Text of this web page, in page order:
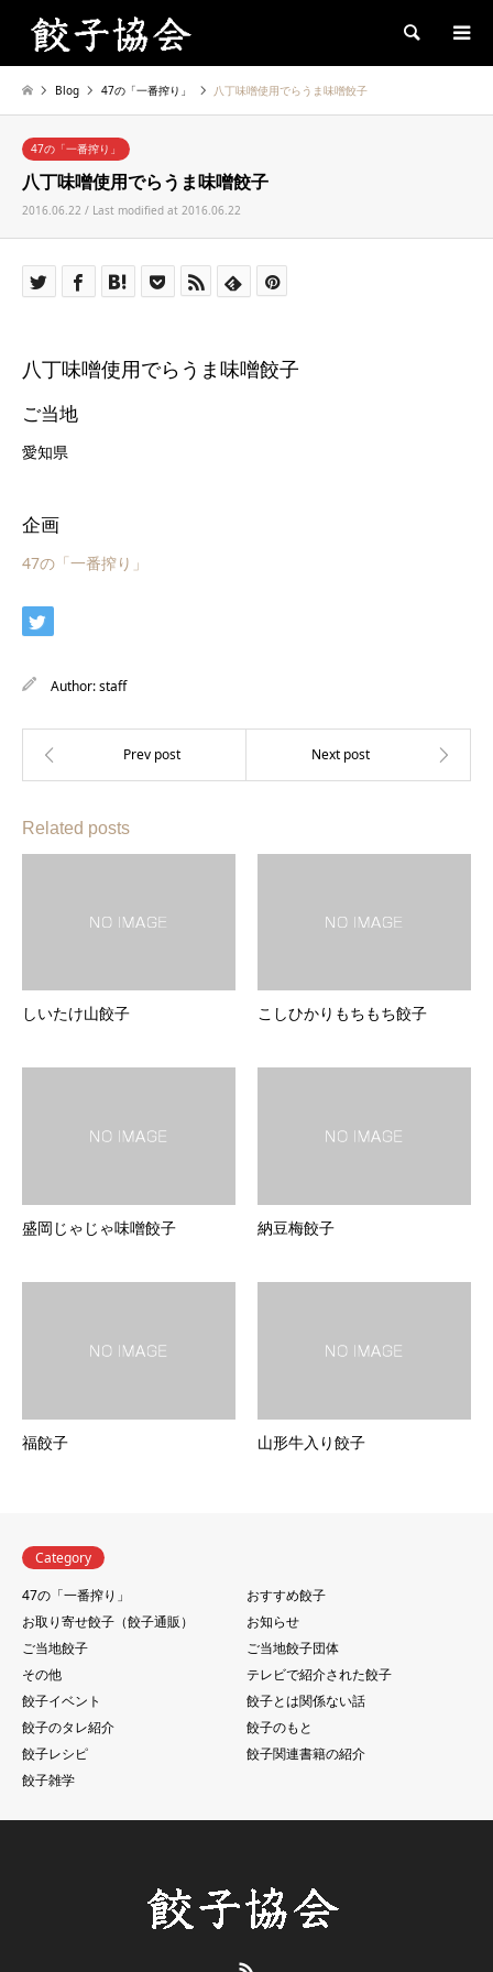
Search
Blog 47の「一番搾り」 八丁味噌使用でらうま味噌餃子
47の「一番搾り」
八丁味噌使用でらうま味噌餃子
2016.06.22 / Last modified at 2016.06.22
八丁味噌使用でらうま味噌餃子
ご当地
愛知県
企画
47の「一番搾り」
Author:staff
Related posts
しいたけ山餃子 こしひかりもちもち餃子
盛岡じゃじゃ味噌餃子 納豆梅餃子
福餃子 山形牛入り餃子
Category
47の「一番搾り」
おすすめ餃子
お取り寄せ餃子（餃子通販）
お知らせ
ご当地餃子
ご当地餃子団体
その他
テレビで紹介された餃子
餃子イベント
餃子とは関係ない話
餃子のタレ紹介
餃子のもと
餃子レシピ
餃子関連書籍の紹介
餃子雑学